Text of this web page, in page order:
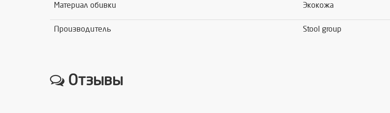
Материал обивки Экокожа
Производитель Stool group
Отзывы